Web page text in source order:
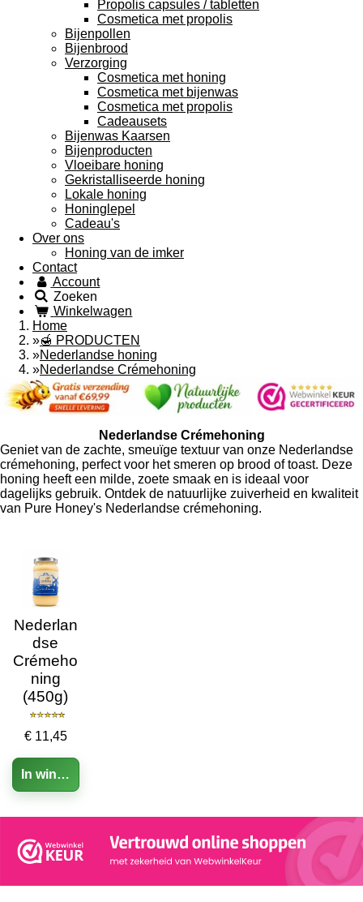
Propolis capsules / tabletten
Cosmetica met propolis
Bijenpollen
Bijenbrood
Verzorging
Cosmetica met honing
Cosmetica met bijenwas
Cosmetica met propolis
Cadeausets
Bijenwas Kaarsen
Bijenproducten
Vloeibare honing
Gekristalliseerde honing
Lokale honing
Honinglepel
Cadeau's
Over ons
Honing van de imker
Contact
Account
Zoeken
Winkelwagen
Home
»🍯 PRODUCTEN
»Nederlandse honing
»Nederlandse Crémehoning
Nederlandse Crémehoning
Geniet van de zachte, smeuïge textuur van onze Nederlandse
crémehoning, perfect voor het smeren op brood of toast. Deze
honing heeft een milde, zoete smaak en is ideaal voor
dagelijks gebruik. Ontdek de natuurlijke zuiverheid en kwaliteit
van Pure Honey's Nederlandse crémehoning.
Nederlan
dse
Crémeho
ning
(450g)
€ 11,45
In winkelwagen